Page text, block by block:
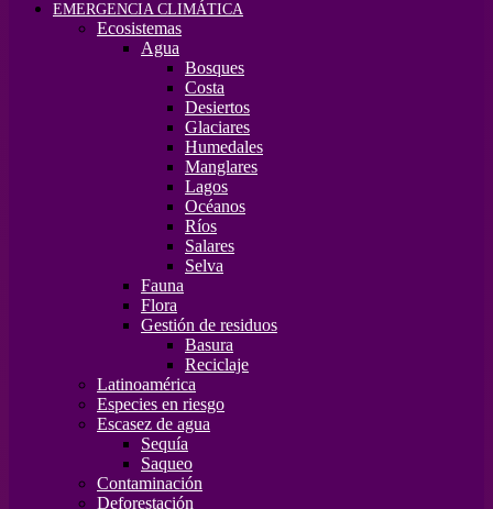
EMERGENCIA CLIMÁTICA
Ecosistemas
Agua
Bosques
Costa
Desiertos
Glaciares
Humedales
Manglares
Lagos
Océanos
Ríos
Salares
Selva
Fauna
Flora
Gestión de residuos
Basura
Reciclaje
Latinoamérica
Especies en riesgo
Escasez de agua
Sequía
Saqueo
Contaminación
Deforestación